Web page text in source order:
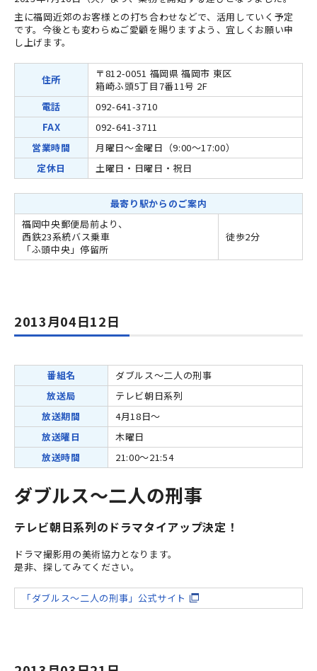
主に福岡近郊のお客様との打ち合わせなどで、活用していく予定
です。今後とも変わらぬご愛顧を賜りますよう、宜しくお願い申
し上げます。
住所
〒812-0051 福岡県 福岡市 東区
箱崎ふ頭5丁目7番11号 2F
電話
092-641-3710
FAX
092-641-3711
営業時間
月曜日～金曜日（9:00～17:00）
定休日
土曜日・日曜日・祝日
最寄り駅からのご案内
福岡中央郵便局前より、
西鉄23系統バス乗車
「ふ頭中央」停留所
徒歩2分
2013月04日12日
番組名
ダブルス～二人の刑事
放送局
テレビ朝日系列
放送期間
4月18日～
放送曜日
木曜日
放送時間
21:00～21:54
ダブルス～二人の刑事
テレビ朝日系列のドラマタイアップ決定！
ドラマ撮影用の美術協力となります。
是非、探してみてください。
「ダブルス～二人の刑事」公式サイト